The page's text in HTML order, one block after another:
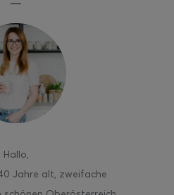
Hallo,
Jahre alt, zweifache